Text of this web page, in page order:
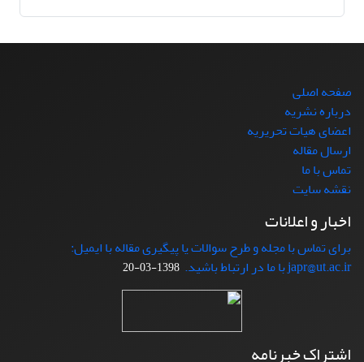
صفحه اصلی
درباره نشریه
اعضای هیات تحریریه
ارسال مقاله
تماس با ما
نقشه سایت
اخبار و اعلانات
برای تماس با مجله و طرح سوالات یا پیگیری مقاله با ایمیل:
japr@ut.ac.ir با ما در ارتباط باشید.
1398-03-20
اشتراک خبرنامه